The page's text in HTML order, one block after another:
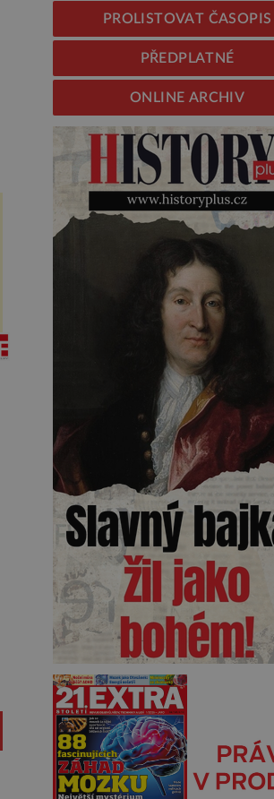
PROLISTOVAT ČASOPIS
PŘEDPLATNÉ
ONLINE ARCHIV